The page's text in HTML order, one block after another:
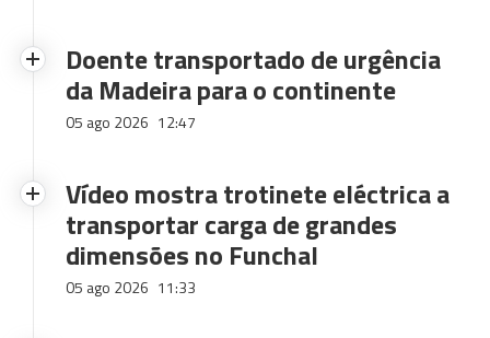
Doente transportado de urgência
da Madeira para o continente
05 ago 2026 12:47
Vídeo mostra trotinete eléctrica a
transportar carga de grandes
dimensões no Funchal
05 ago 2026 11:33